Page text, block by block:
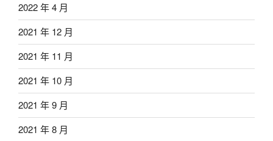
2022 年 4 月
2021 年 12 月
2021 年 11 月
2021 年 10 月
2021 年 9 月
2021 年 8 月